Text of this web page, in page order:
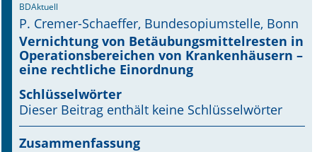
Aktuelle Ausgabe
Leitlinien
Archiv
Supplements
Supplements OrphanAnesthesia
BDAktuell
P. Cremer-Schaeffer, Bundesopiumstelle, Bonn
Vernichtung von Betäubungsmittelresten in
Operationsbereichen von Krankenhäusern –
eine rechtliche Einordnung
Schlüsselwörter
Dieser Beitrag enthält keine Schlüsselwörter
Zusammenfassung